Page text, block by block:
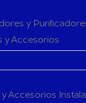
y
y Accesorios
Accesorios